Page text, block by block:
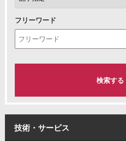
フリーワード
技術・サービス